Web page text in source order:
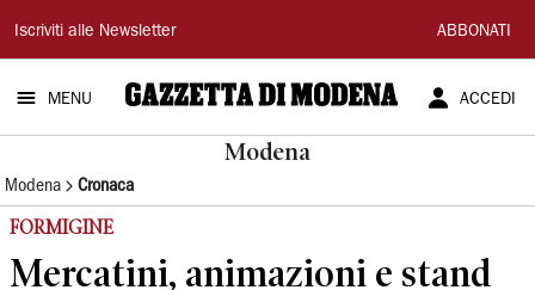
Gazzetta
di
Modena
Iscriviti alle Newsletter ABBONATI
MENU ACCEDI
Modena
Modena Cronaca
FORMIGINE
Mercatini, animazioni e stand